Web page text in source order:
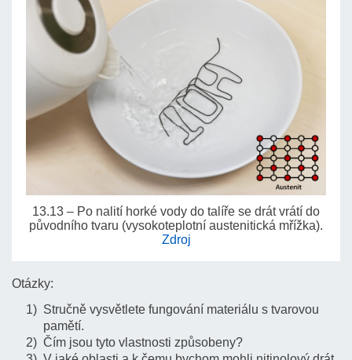
13.13 – Po nalití horké vody do talíře se drát vrátí do
původního tvaru (vysokoteplotní austenitická mřížka).
Zdroj
Otázky:
Stručně vysvětlete fungování materiálu s tvarovou
pamětí.
Čím jsou tyto vlastnosti způsobeny?